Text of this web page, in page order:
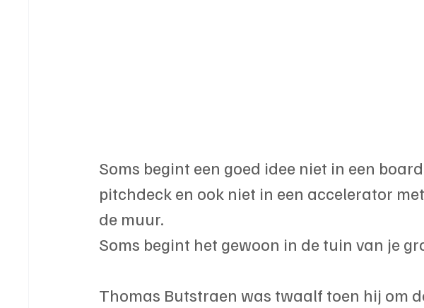
Soms begint een goed idee niet in een
pitchdeck en ook niet in een accelerator
de muur.
Soms begint het gewoon in de tuin van je
Thomas Butstraen was twaalf toen hij om